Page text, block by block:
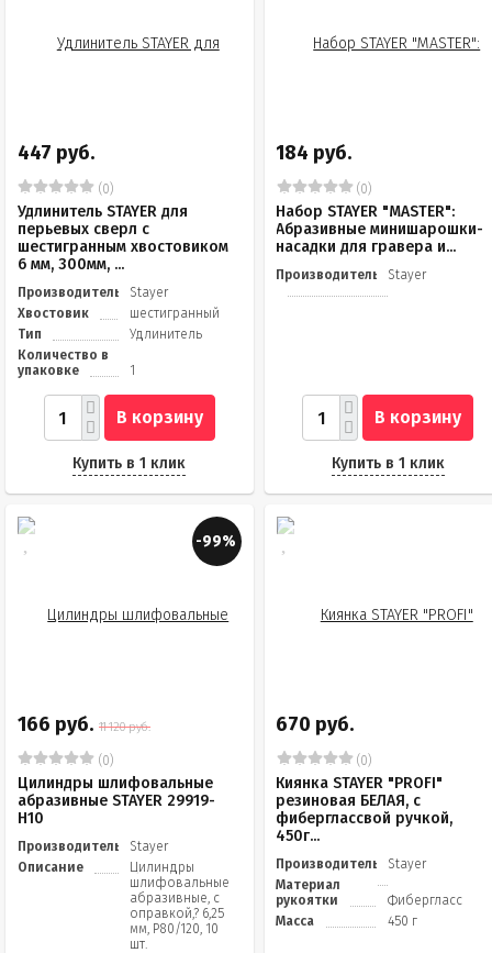
447 руб.
(0)
Удлинитель STAYER для
перьевых сверл с
шестигранным хвостовиком
6 мм, 300мм, ...
Производитель
Stayer
Хвостовик
шестигранный
Тип
Удлинитель
Количество в
упаковке
1
В корзину
Купить в 1 клик
184 руб.
(0)
Набор STAYER "MASTER":
Абразивные минишарошки-
насадки для гравера и...
Производитель Stayer
В корзину
Купить в 1 клик
-99%
166 руб. 11 120 руб.
(0)
Цилиндры шлифовальные
абразивные STAYER 29919-
H10
Производитель
Stayer
Описание
Цилиндры
шлифовальные
абразивные, с
оправкой,? 6,25
мм, Р80/120, 10
шт.
670 руб.
(0)
Киянка STAYER "PROFI"
резиновая БЕЛАЯ, с
фиберглассвой ручкой,
450г...
Производитель
Stayer
Материал
рукоятки
Фибергласс
Масса
450 г